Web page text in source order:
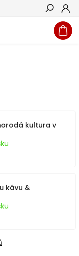
Hledat
kultura v
kávu &